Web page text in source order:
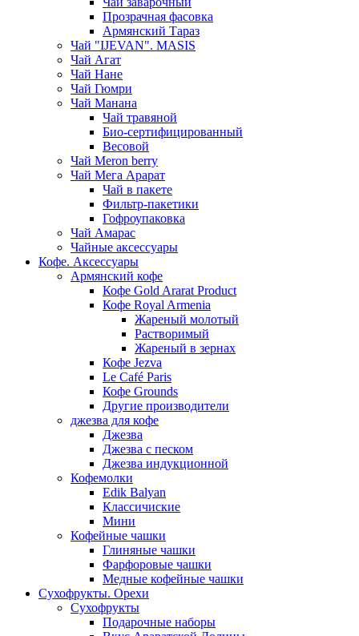
Прозрачная фасовка
Армянский Тараз
Чай "IJEVAN". MASIS
Чай Агат
Чай Нане
Чай Гюмри
Чай Манана
Чай травяной
Био-сертифицированный
Весовой
Чай Meron berry
Чай Мега Арарат
Чай в пакете
Фильтр-пакетики
Гофроупаковка
Чай Амарас
Чайные аксессуары
Кофе. Аксессуары
Армянский кофе
Кофе Gold Ararat Product
Кофе Royal Armenia
Жареный молотый
Растворимый
Жареный в зернах
Кофе Jezva
Le Café Paris
Кофе Grounds
Другие производители
джезва для кофе
Джезва
Джезва с песком
Джезва индукционной
Кофемолки
Edik Balyan
Классичиские
Мини
Кофейные чашки
Глиняные чашки
Фарфоровые чашки
Медные кофейные чашки
Сухофрукты. Орехи
Сухофрукты
Подарочные наборы